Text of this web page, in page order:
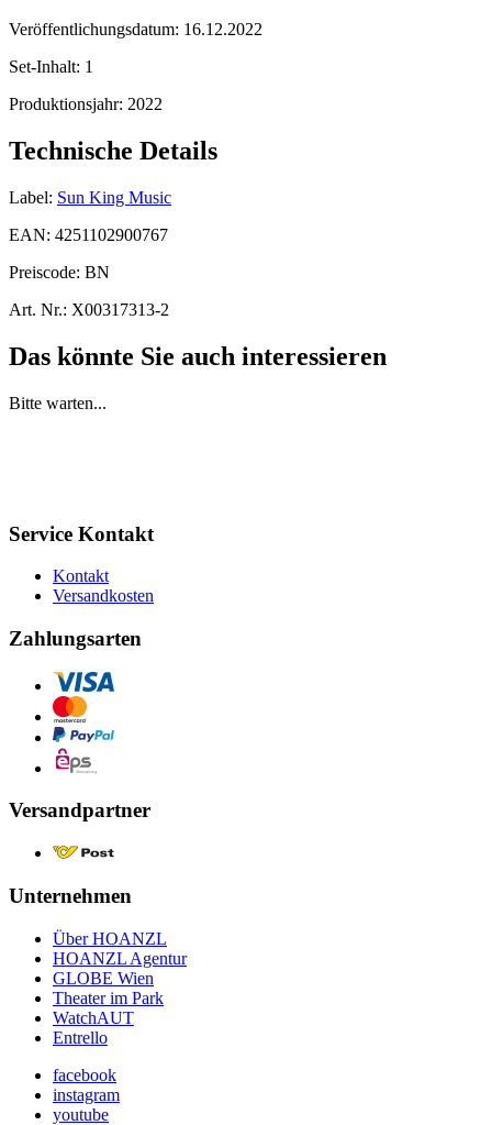
Veröffentlichungsdatum: 16.12.2022
Set-Inhalt: 1
Produktionsjahr: 2022
Technische Details
Label: Sun King Music
EAN: 4251102900767
Preiscode: BN
Art. Nr.: X00317313-2
Das könnte Sie auch interessieren
Bitte warten...
Service Kontakt
Kontakt
Versandkosten
Zahlungsarten
Versandpartner
Unternehmen
Über HOANZL
HOANZL Agentur
GLOBE Wien
Theater im Park
WatchAUT
Entrello
facebook
instagram
youtube